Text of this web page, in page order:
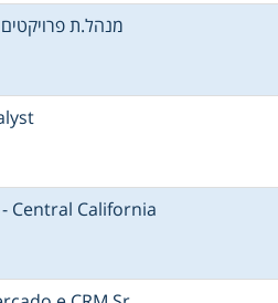
מנהל.ת
Central California